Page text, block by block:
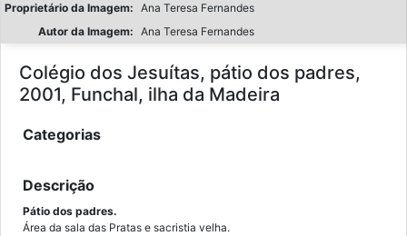
Proprietário da Imagem: Ana Teresa Fernandes
Autor da Imagem: Ana Teresa Fernandes
Colégio dos Jesuítas, pátio dos padres,
2001, Funchal, ilha da Madeira
Categorias
Descrição
Pátio dos padres.
Área da sala das Pratas e sacristia velha.